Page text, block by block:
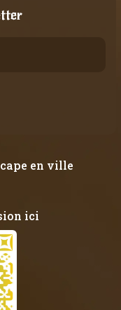
en ville
ici